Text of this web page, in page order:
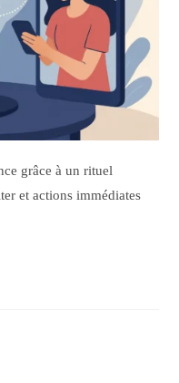
grâce à un rituel
et actions immédiates